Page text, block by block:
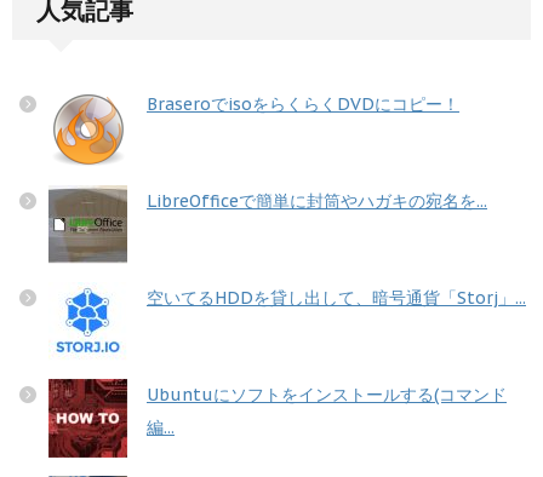
人気記事
BraseroでisoをらくらくDVDにコピー！
LibreOfficeで簡単に封筒やハガキの宛名を...
空いてるHDDを貸し出して、暗号通貨「Storj」...
Ubuntuにソフトをインストールする(コマンド
編...